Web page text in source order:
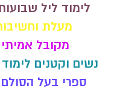
לימוד ליל
מעלת
מקובל אמיתי
נשים וקטנים
ספרי בעל